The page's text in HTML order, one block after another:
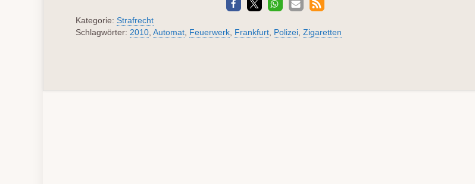
Kategorie: Strafrecht
Schlagwörter: 2010 Automat Feuerwerk Frankfurt Polizei Zigaretten